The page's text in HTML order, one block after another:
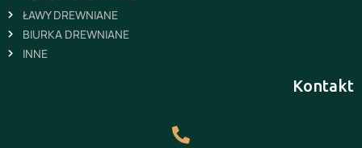
ŁAWY DREWNIANE
BIURKA DREWNIANE
INNE
Kontakt